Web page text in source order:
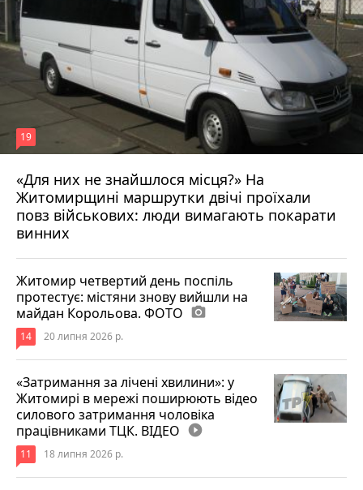
«Для них не знайшлося місця?» На
Житомирщині маршрутки двічі проїхали
повз військових: люди вимагають покарати
винних
19
17 липня 2026 р.
Житомир четвертий день поспіль
протестує: містяни знову вийшли на
майдан Корольова. ФОТО photo_camera
14 20 липня 2026 р.
«Затримання за лічені хвилини»: у
Житомирі в мережі поширюють відео
силового затримання чоловіка
працівниками ТЦК. ВІДЕО play_circle_filled
11 18 липня 2026 р.